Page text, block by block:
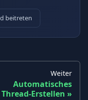
beitreten
Weiter
Automatisches
Thread-Erstellen